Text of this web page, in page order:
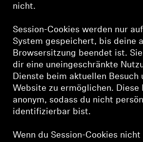
nicht.
Session-Cookies werden nur
System gespeichert, bis deine
Browsersitzung beendet ist.
dir eine uneingeschränkte
Dienste beim aktuellen Besuch
Website zu ermöglichen. Diese
anonym, sodass du nicht
identifizierbar bist.
Wenn du Session-Cookies nicht